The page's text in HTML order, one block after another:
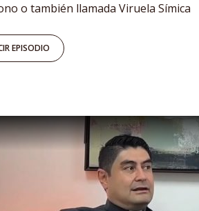
o también llamada Viruela Símica
EPISODIO